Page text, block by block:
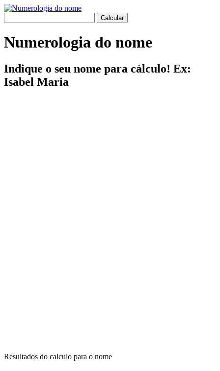
Numerologia do nome
Indique o seu nome para cálculo! Ex:
Isabel Maria
Resultados do calculo para o nome